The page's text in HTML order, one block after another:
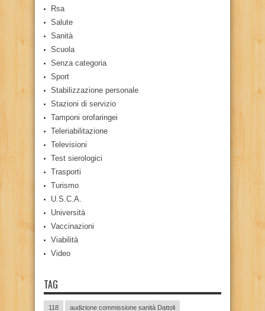
Rsa
Salute
Sanità
Scuola
Senza categoria
Sport
Stabilizzazione personale
Stazioni di servizio
Tamponi orofaringei
Teleriabilitazione
Televisioni
Test sierologici
Trasporti
Turismo
U.S.C.A.
Università
Vaccinazioni
Viabilità
Video
TAG
118 audizione commissione sanità Dattoli